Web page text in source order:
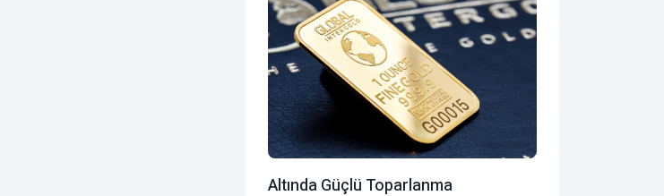
Altında Güçlü Toparlanma